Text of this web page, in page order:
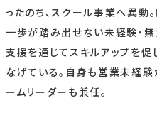
ったのち、スクール事業へ異
一歩が踏み出せない未経験・
支援を通じてスキルアップを促
なげている。自身も営業未経
ームリーダーも兼任。